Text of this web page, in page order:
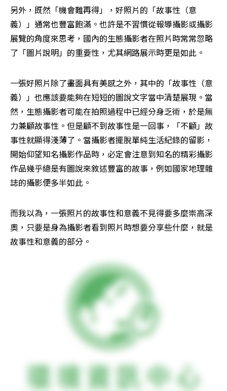
另外，既然「機會難再得」，好照片的「故事性（意
義）」通常也豐富飽滿。也許是不習慣從報導攝影或攝影
展覽的角度來思考，國內的生態攝影者在照片時常常忽略
了「圖片說明」的重要性，尤其網路展示時更是如此。
一張好照片除了畫面具有美感之外，其中的「故事性（意
義）」也應該要能夠在短短的圖說文字當中清楚展現。當
然，生態攝影者可能在拍照過程中已經分身乏術，於是無
力兼顧故事性。但是顧不到故事性是一回事，「不顧」故
事性就顯得淺薄了。當攝影者擺脫單純生活紀錄的留影，
開始仰望知名攝影作品時，必定會注意到知名的精彩攝影
作品幾乎總是有圖說來敘述豐富的故事，例如國家地理雜
誌的攝影便多半如此。
而我以為，一張照片的故事性和意義不見得要多麼崇高深
奧，只要是身為攝影者看到照片時想要分享些什麼，就是
故事性和意義的部分。